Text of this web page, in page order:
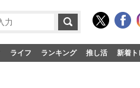
ライフ ランキング 推し活 新着ト